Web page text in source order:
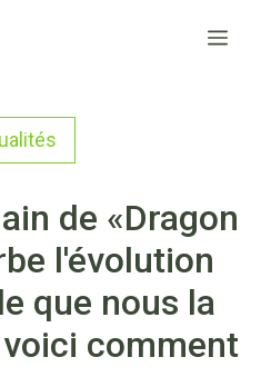
de «Dragon
l'évolution
que nous la
comment